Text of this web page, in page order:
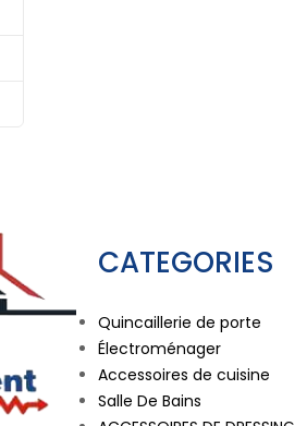
CATEGORIES
Quincaillerie de porte
Électroménager
Accessoires de cuisine
Salle De Bains